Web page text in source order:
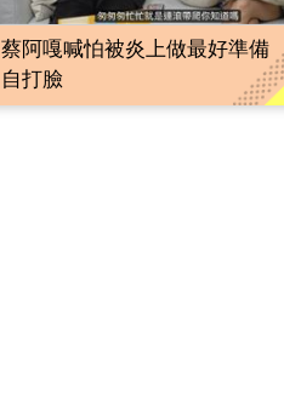
蔡阿嘎喊怕被炎上做最好準
自打臉